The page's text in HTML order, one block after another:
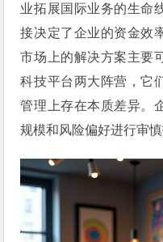
业拓展国际业务的生命
接决定了企业的资金效
市场上的解决方案主要
科技平台两大阵营，它
管理上存在本质差异。
规模和风险偏好进行审慎